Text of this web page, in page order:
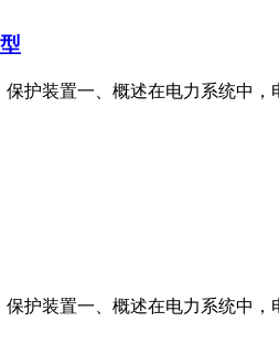
护装置一、概述在电力系统中
护装置一、概述在电力系统中